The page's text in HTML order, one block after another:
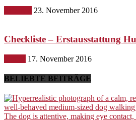
23. November 2016
Checkliste – Erstausstattung
17. November 2016
BELIEBTE BEITRÄGE